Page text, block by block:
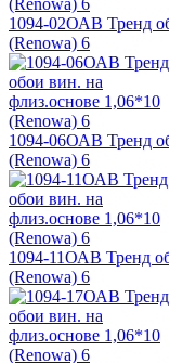
1094-02ОАВ Тренд
(Renowa) 6
1094-06ОАВ Тренд
(Renowa) 6
1094-11ОАВ Тренд
(Renowa) 6